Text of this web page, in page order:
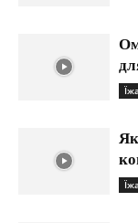
Їжа
Їжа